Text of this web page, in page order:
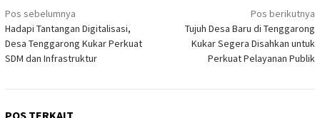
Navigasi
pos
Pos sebelumnya
Hadapi Tantangan Digitalisasi,
Desa Tenggarong Kukar Perkuat
SDM dan Infrastruktur
Pos berikutnya
Tujuh Desa Baru di Tenggarong
Kukar Segera Disahkan untuk
Perkuat Pelayanan Publik